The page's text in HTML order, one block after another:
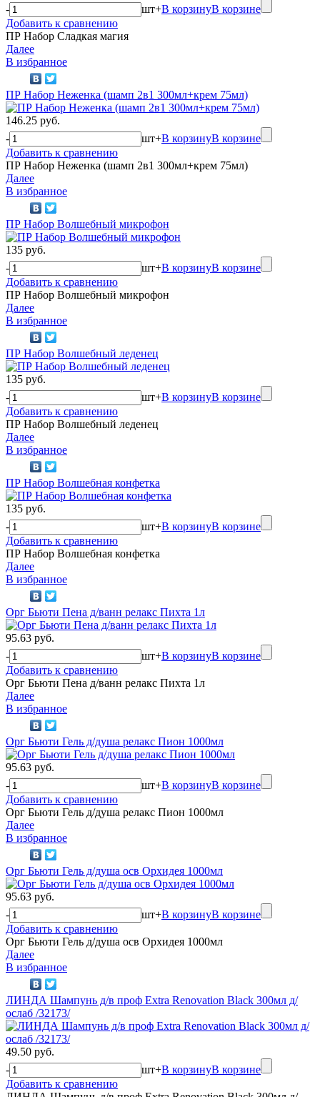
-
шт+В корзинуВ корзине
Добавить к сравнению
ПР Набор Сладкая магия
Далее
В избранное
ПР Набор Неженка (шамп 2в1 300мл+крем 75мл)
146.25 руб.
-
шт+В корзинуВ корзине
Добавить к сравнению
ПР Набор Неженка (шамп 2в1 300мл+крем 75мл)
Далее
В избранное
ПР Набор Волшебный микрофон
135 руб.
-
шт+В корзинуВ корзине
Добавить к сравнению
ПР Набор Волшебный микрофон
Далее
В избранное
ПР Набор Волшебный леденец
135 руб.
-
шт+В корзинуВ корзине
Добавить к сравнению
ПР Набор Волшебный леденец
Далее
В избранное
ПР Набор Волшебная конфетка
135 руб.
-
шт+В корзинуВ корзине
Добавить к сравнению
ПР Набор Волшебная конфетка
Далее
В избранное
Орг Бьюти Пена д/ванн релакс Пихта 1л
95.63 руб.
-
шт+В корзинуВ корзине
Добавить к сравнению
Орг Бьюти Пена д/ванн релакс Пихта 1л
Далее
В избранное
Орг Бьюти Гель д/душа релакс Пион 1000мл
95.63 руб.
-
шт+В корзинуВ корзине
Добавить к сравнению
Орг Бьюти Гель д/душа релакс Пион 1000мл
Далее
В избранное
Орг Бьюти Гель д/душа осв Орхидея 1000мл
95.63 руб.
-
шт+В корзинуВ корзине
Добавить к сравнению
Орг Бьюти Гель д/душа осв Орхидея 1000мл
Далее
В избранное
ЛИНДА Шампунь д/в проф Extra Renovation Black 300мл д/
ослаб /32173/
49.50 руб.
-
шт+В корзинуВ корзине
Добавить к сравнению